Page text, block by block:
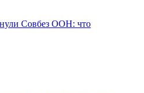
Совбез ООН: что